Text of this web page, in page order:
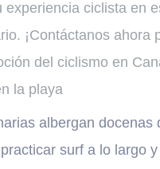
experiencia ciclista en
¡Contáctanos ahora
del ciclismo en
la playa
albergan docenas
surf a lo largo